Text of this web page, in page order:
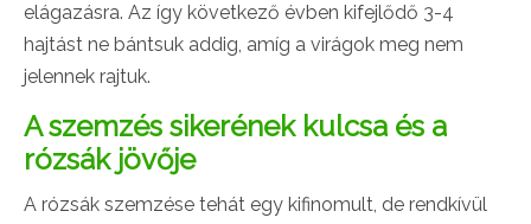
elágazásra. Az így következő évben kifejlődő 3-4
hajtást ne bántsuk addig, amíg a virágok meg nem
jelennek rajtuk.
A szemzés sikerének kulcsa és a
rózsák jövője
A rózsák szemzése tehát egy kifinomult, de rendkívül